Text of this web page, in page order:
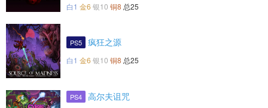
白1 金6 银10 铜8 总25
PS5 疯狂之源
白1 金6 银10 铜8 总25
PS4 高尔夫诅咒